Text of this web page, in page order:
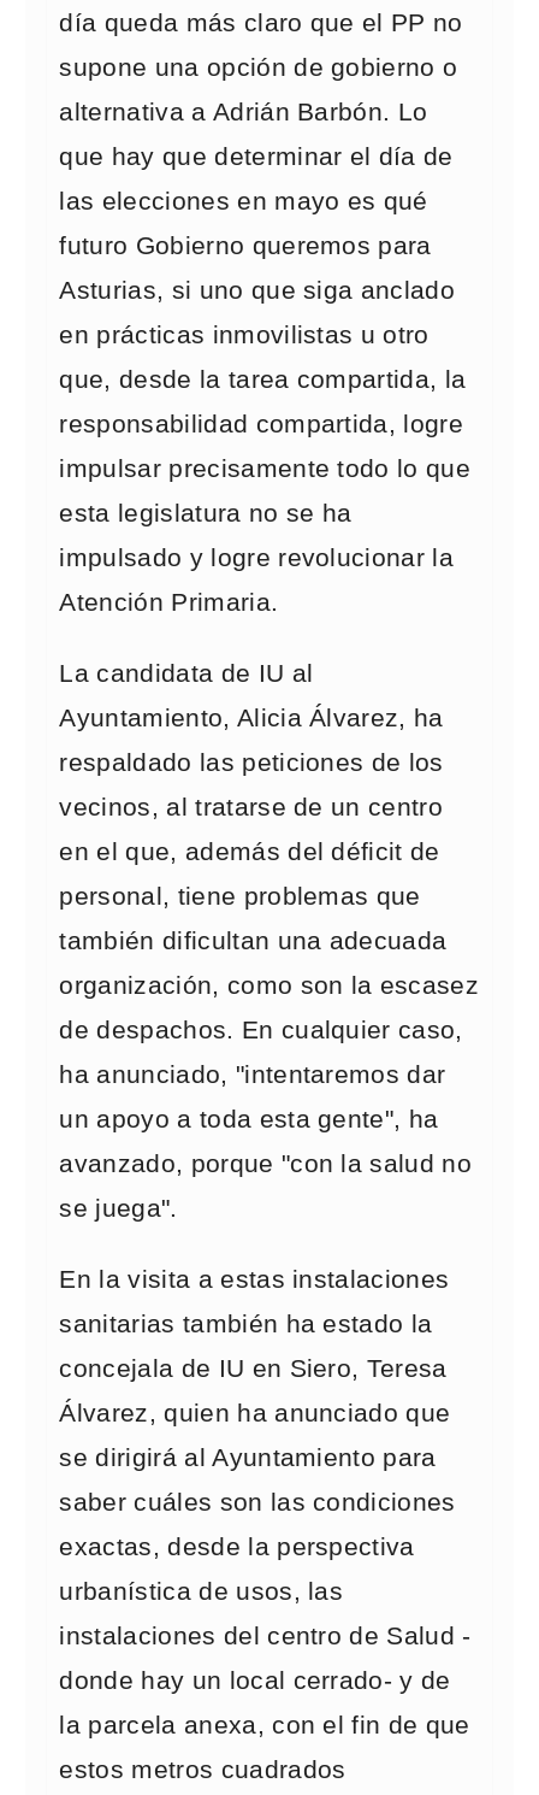
día queda más claro que el PP no
supone una opción de gobierno o
alternativa a Adrián Barbón. Lo
que hay que determinar el día de
las elecciones en mayo es qué
futuro Gobierno queremos para
Asturias, si uno que siga anclado
en prácticas inmovilistas u otro
que, desde la tarea compartida, la
responsabilidad compartida, logre
impulsar precisamente todo lo que
esta legislatura no se ha
impulsado y logre revolucionar la
Atención Primaria.
La candidata de IU al
Ayuntamiento, Alicia Álvarez, ha
respaldado las peticiones de los
vecinos, al tratarse de un centro
en el que, además del déficit de
personal, tiene problemas que
también dificultan una adecuada
organización, como son la escasez
de despachos. En cualquier caso,
ha anunciado, "intentaremos dar
un apoyo a toda esta gente", ha
avanzado, porque "con la salud no
se juega".
En la visita a estas instalaciones
sanitarias también ha estado la
concejala de IU en Siero, Teresa
Álvarez, quien ha anunciado que
se dirigirá al Ayuntamiento para
saber cuáles son las condiciones
exactas, desde la perspectiva
urbanística de usos, las
instalaciones del centro de Salud -
donde hay un local cerrado- y de
la parcela anexa, con el fin de que
estos metros cuadrados